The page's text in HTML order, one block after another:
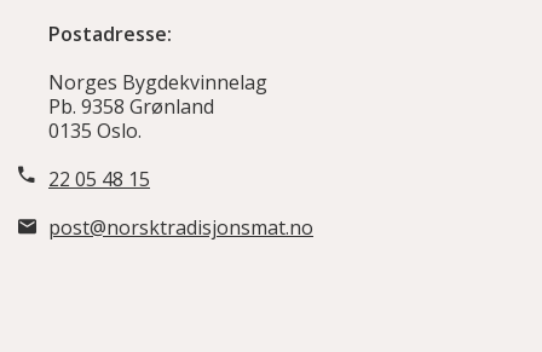
Postadresse:
Norges Bygdekvinnelag
Pb. 9358 Grønland
0135 Oslo.
22 05 48 15
post@norsktradisjonsmat.no